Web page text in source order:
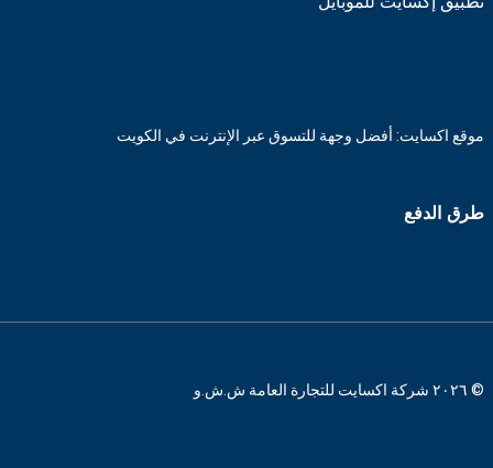
موقع اكسايت: أفضل وجهة للتسوق عبر الإنترنت في الكويت
طرق الدفع
© ٢٠٢٦ شركة اكسايت للتجارة العامة ش.ش.و